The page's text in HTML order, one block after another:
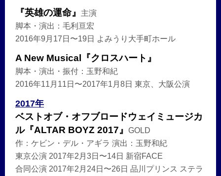
『英雄の運命』
主演
脚本・演出：毛利亘宏
2016年9月17日〜19日 よみうり大手町ホール
A New Musical『クロスハート』
脚本・演出・振付：玉野和紀
2016年11月11日〜2017年1月8日 東京、大阪公演
2017年
ベストオブ・オフブロードウェイミュージカ
ル『ALTAR BOYZ 2017』 GOLD
作：ケビン・デル・アギラ 演出：玉野和紀
東京公演 2017年2月3日〜14日 新宿FACE
合同公演 2017年2月24日〜26日 品川プリンス ステラ